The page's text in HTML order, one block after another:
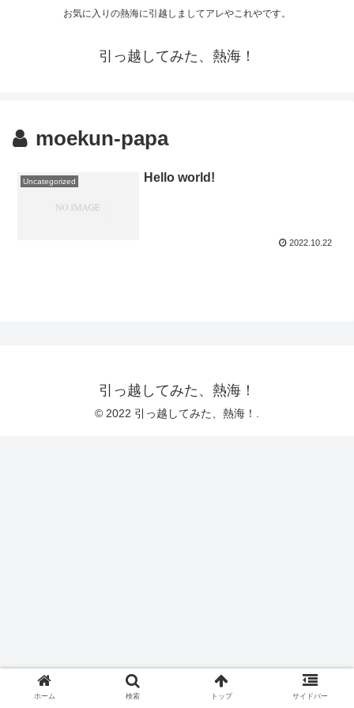
お気に入りの熱海に引越しましてアレやこれやです。
引っ越してみた、熱海！
moekun-papa
Uncategorized Hello world!
2022.10.22
引っ越してみた、熱海！
© 2022 引っ越してみた、熱海！.
ホーム 検索 トップ サイドバー